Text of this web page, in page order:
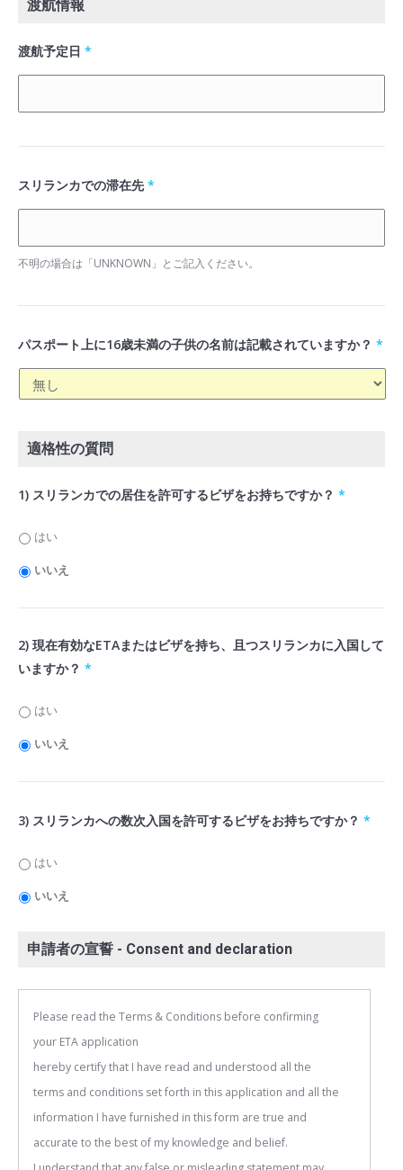
渡航情報
渡航予定日 *
スリランカでの滞在先 *
不明の場合は「UNKNOWN」とご記入ください。
パスポート上に16歳未満の子供の名前は記載されていますか？ *
適格性の質問
1) スリランカでの居住を許可するビザをお持ちですか？ *
はい
いいえ
2) 現在有効なETAまたはビザを持ち、且つスリランカに入国して
いますか？ *
はい
いいえ
3) スリランカへの数次入国を許可するビザをお持ちですか？ *
はい
いいえ
申請者の宣誓 - Consent and declaration
Please read the Terms & Conditions before confirming
your ETA application
hereby certify that I have read and understood all the
terms and conditions set forth in this application and all the
information I have furnished in this form are true and
accurate to the best of my knowledge and belief.